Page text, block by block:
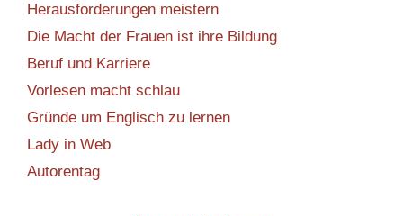
Herausforderungen meistern
Die Macht der Frauen ist ihre Bildung
Beruf und Karriere
Vorlesen macht schlau
Gründe um Englisch zu lernen
Lady in Web
Autorentag